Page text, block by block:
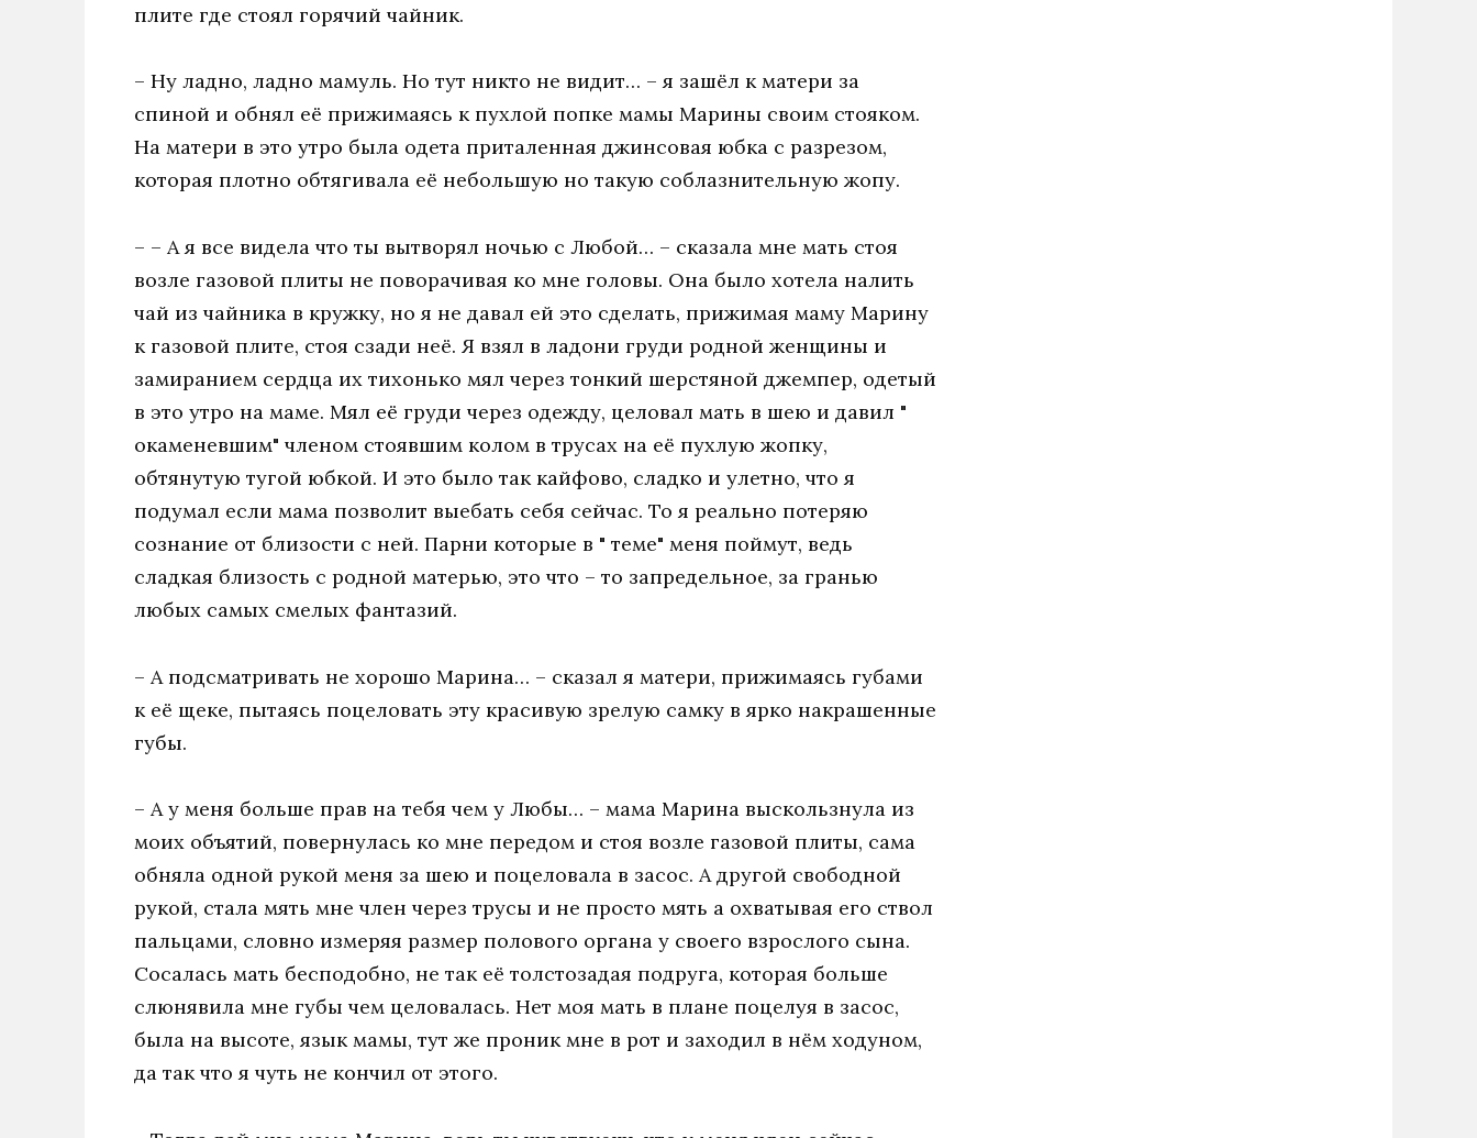
плите где стоял горячий чайник.
– Ну ладно, ладно мамуль. Но тут никто не видит… – я зашёл к матери за
спиной и обнял её прижимаясь к пухлой попке мамы Марины своим стояком.
На матери в это утро была одета приталенная джинсовая юбка с разрезом,
которая плотно обтягивала её небольшую но такую соблазнительную жопу.
– – А я все видела что ты вытворял ночью с Любой… – сказала мне мать стоя
возле газовой плиты не поворачивая ко мне головы. Она было хотела налить
чай из чайника в кружку, но я не давал ей это сделать, прижимая маму Марину
к газовой плите, стоя сзади неё. Я взял в ладони груди родной женщины и
замиранием сердца их тихонько мял через тонкий шерстяной джемпер, одетый
в это утро на маме. Мял её груди через одежду, целовал мать в шею и давил "
окаменевшим" членом стоявшим колом в трусах на её пухлую жопку,
обтянутую тугой юбкой. И это было так кайфово, сладко и улетно, что я
подумал если мама позволит выебать себя сейчас. То я реально потеряю
сознание от близости с ней. Парни которые в " теме" меня поймут, ведь
сладкая близость с родной матерью, это что – то запредельное, за гранью
любых самых смелых фантазий.
– А подсматривать не хорошо Марина… – сказал я матери, прижимаясь губами
к её щеке, пытаясь поцеловать эту красивую зрелую самку в ярко накрашенные
губы.
– А у меня больше прав на тебя чем у Любы… – мама Марина выскользнула из
моих объятий, повернулась ко мне передом и стоя возле газовой плиты, сама
обняла одной рукой меня за шею и поцеловала в засос. А другой свободной
рукой, стала мять мне член через трусы и не просто мять а охватывая его ствол
пальцами, словно измеряя размер полового органа у своего взрослого сына.
Сосалась мать бесподобно, не так её толстозадая подруга, которая больше
слюнявила мне губы чем целовалась. Нет моя мать в плане поцелуя в засос,
была на высоте, язык мамы, тут же проник мне в рот и заходил в нём ходуном,
да так что я чуть не кончил от этого.